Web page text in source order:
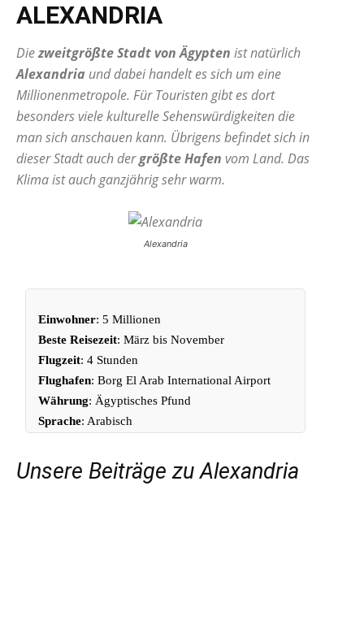
ALEXANDRIA
Diezweitgrößte Stadt von Ägypten ist natürlich
Alexandria und dabei handelt es sich um eine
Millionenmetropole. Für Touristen gibt es dort
besonders viele kulturelle Sehenswürdigkeiten die
man sich anschauen kann. Übrigens befindet sich in
dieser Stadt auch dergrößte Hafen vom Land. Das
Klima ist auch ganzjährig sehr warm.
Alexandria
Einwohner: 5 Millionen
Beste Reisezeit: März bis November
Flugzeit: 4 Stunden
Flughafen: Borg El Arab International Airport
Währung: Ägyptisches Pfund
Sprache: Arabisch
Unsere Beiträge zu Alexandria